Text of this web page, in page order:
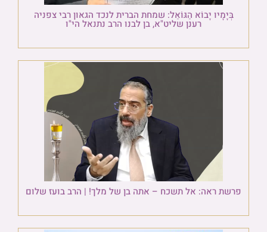
בְּיָמָיו יָבוֹא הַגּוֹאֵל: שמחת הברית לנכד הגאון רבי צפניה
רענן שליט"א, בן לבנו הרב נתנאל הי"ו
פרשת ראה: אל תשכח – אתה בן של מלך! | הרב בועז שלום